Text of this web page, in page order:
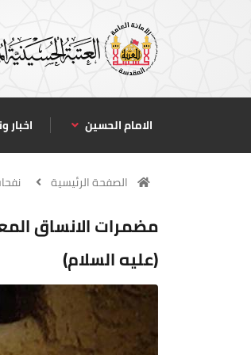
الامام الحسين اخبار
الصفحة الرئيسية
مضمرات الانساق
(عليه السلام)